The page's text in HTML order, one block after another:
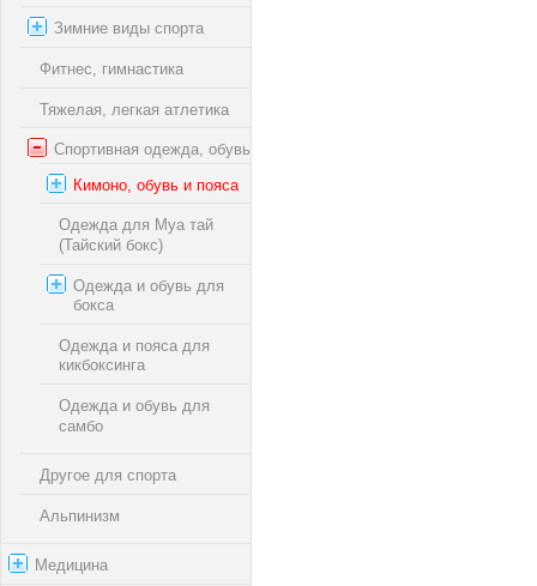
Зимние виды спорта
Фитнес, гимнастика
Тяжелая, легкая атлетика
Спортивная одежда, обувь
Кимоно, обувь и пояса
Одежда для Муа тай
(Тайский бокс)
Одежда и обувь для
бокса
Одежда и пояса для
кикбоксинга
Одежда и обувь для
самбо
Другое для спорта
Альпинизм
Медицина